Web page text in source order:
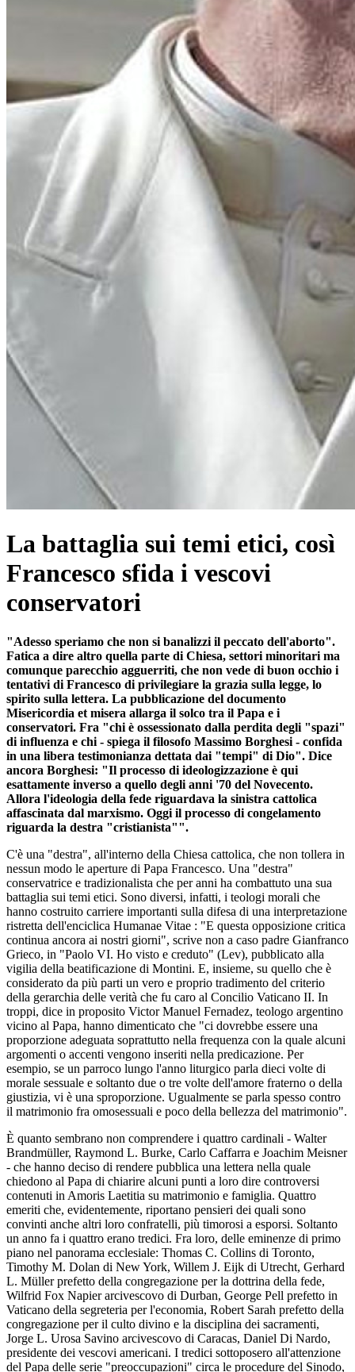
La battaglia sui temi etici, così
Francesco sfida i vescovi
conservatori
"Adesso speriamo che non si banalizzi il peccato dell'aborto".
Fatica a dire altro quella parte di Chiesa, settori minoritari ma
comunque parecchio agguerriti, che non vede di buon occhio i
tentativi di Francesco di privilegiare la grazia sulla legge, lo
spirito sulla lettera. La pubblicazione del documento
Misericordia et misera allarga il solco tra il Papa e i
conservatori. Fra "chi è ossessionato dalla perdita degli "spazi"
di influenza e chi - spiega il filosofo Massimo Borghesi - confida
in una libera testimonianza dettata dai "tempi" di Dio". Dice
ancora Borghesi: "Il processo di ideologizzazione è qui
esattamente inverso a quello degli anni '70 del Novecento.
Allora l'ideologia della fede riguardava la sinistra cattolica
affascinata dal marxismo. Oggi il processo di congelamento
riguarda la destra "cristianista"".
C'è una "destra", all'interno della Chiesa cattolica, che non tollera in
nessun modo le aperture di Papa Francesco. Una "destra"
conservatrice e tradizionalista che per anni ha combattuto una sua
battaglia sui temi etici. Sono diversi, infatti, i teologi morali che
hanno costruito carriere importanti sulla difesa di una interpretazione
ristretta dell'enciclica Humanae Vitae : "E questa opposizione critica
continua ancora ai nostri giorni", scrive non a caso padre Gianfranco
Grieco, in "Paolo VI. Ho visto e creduto" (Lev), pubblicato alla
vigilia della beatificazione di Montini. E, insieme, su quello che è
considerato da più parti un vero e proprio tradimento del criterio
della gerarchia delle verità che fu caro al Concilio Vaticano II. In
troppi, dice in proposito Victor Manuel Fernadez, teologo argentino
vicino al Papa, hanno dimenticato che "ci dovrebbe essere una
proporzione adeguata soprattutto nella frequenza con la quale alcuni
argomenti o accenti vengono inseriti nella predicazione. Per
esempio, se un parroco lungo l'anno liturgico parla dieci volte di
morale sessuale e soltanto due o tre volte dell'amore fraterno o della
giustizia, vi è una sproporzione. Ugualmente se parla spesso contro
il matrimonio fra omosessuali e poco della bellezza del matrimonio".
È quanto sembrano non comprendere i quattro cardinali - Walter
Brandmüller, Raymond L. Burke, Carlo Caffarra e Joachim Meisner
- che hanno deciso di rendere pubblica una lettera nella quale
chiedono al Papa di chiarire alcuni punti a loro dire controversi
contenuti in Amoris Laetitia su matrimonio e famiglia. Quattro
emeriti che, evidentemente, riportano pensieri dei quali sono
convinti anche altri loro confratelli, più timorosi a esporsi. Soltanto
un anno fa i quattro erano tredici. Fra loro, delle eminenze di primo
piano nel panorama ecclesiale: Thomas C. Collins di Toronto,
Timothy M. Dolan di New York, Willem J. Eijk di Utrecht, Gerhard
L. Müller prefetto della congregazione per la dottrina della fede,
Wilfrid Fox Napier arcivescovo di Durban, George Pell prefetto in
Vaticano della segreteria per l'economia, Robert Sarah prefetto della
congregazione per il culto divino e la disciplina dei sacramenti,
Jorge L. Urosa Savino arcivescovo di Caracas, Daniel Di Nardo,
presidente dei vescovi americani. I tredici sottoposero all'attenzione
del Papa delle serie "preoccupazioni" circa le procedure del Sinodo,